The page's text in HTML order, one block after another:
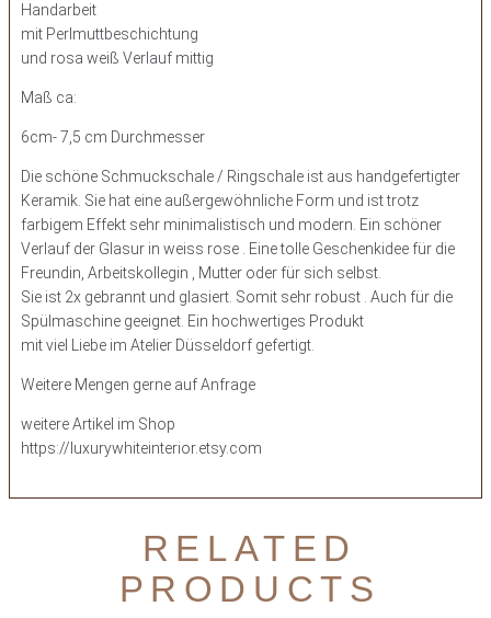
Handarbeit
mit Perlmuttbeschichtung
und rosa weiß Verlauf mittig
Maß ca:
6cm- 7,5 cm Durchmesser
Die schöne Schmuckschale / Ringschale ist aus handgefertigter
Keramik. Sie hat eine außergewöhnliche Form und ist trotz
farbigem Effekt sehr minimalistisch und modern. Ein schöner
Verlauf der Glasur in weiss rose . Eine tolle Geschenkidee für die
Freundin, Arbeitskollegin , Mutter oder für sich selbst.
Sie ist 2x gebrannt und glasiert. Somit sehr robust . Auch für die
Spülmaschine geeignet. Ein hochwertiges Produkt
mit viel Liebe im Atelier Düsseldorf gefertigt.
Weitere Mengen gerne auf Anfrage
weitere Artikel im Shop
https://luxurywhiteinterior.etsy.com
RELATED
PRODUCTS